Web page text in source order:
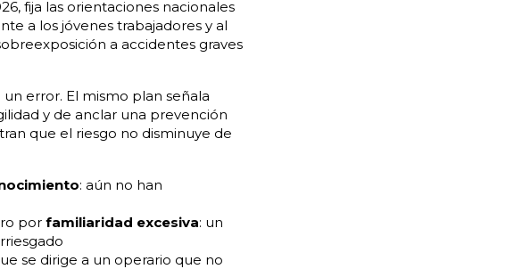
fija las orientaciones nacionales
a los jóvenes trabajadores y al
a accidentes graves
error. El mismo plan señala
y de anclar una prevención
que el riesgo no disminuye de
: aún no han
por familiaridad excesiva: un
se dirige a un operario que no